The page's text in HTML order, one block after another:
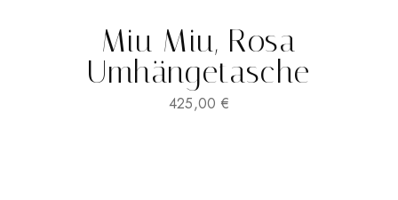
Miu Miu, Rosa
Umhängetasche
425,00 €